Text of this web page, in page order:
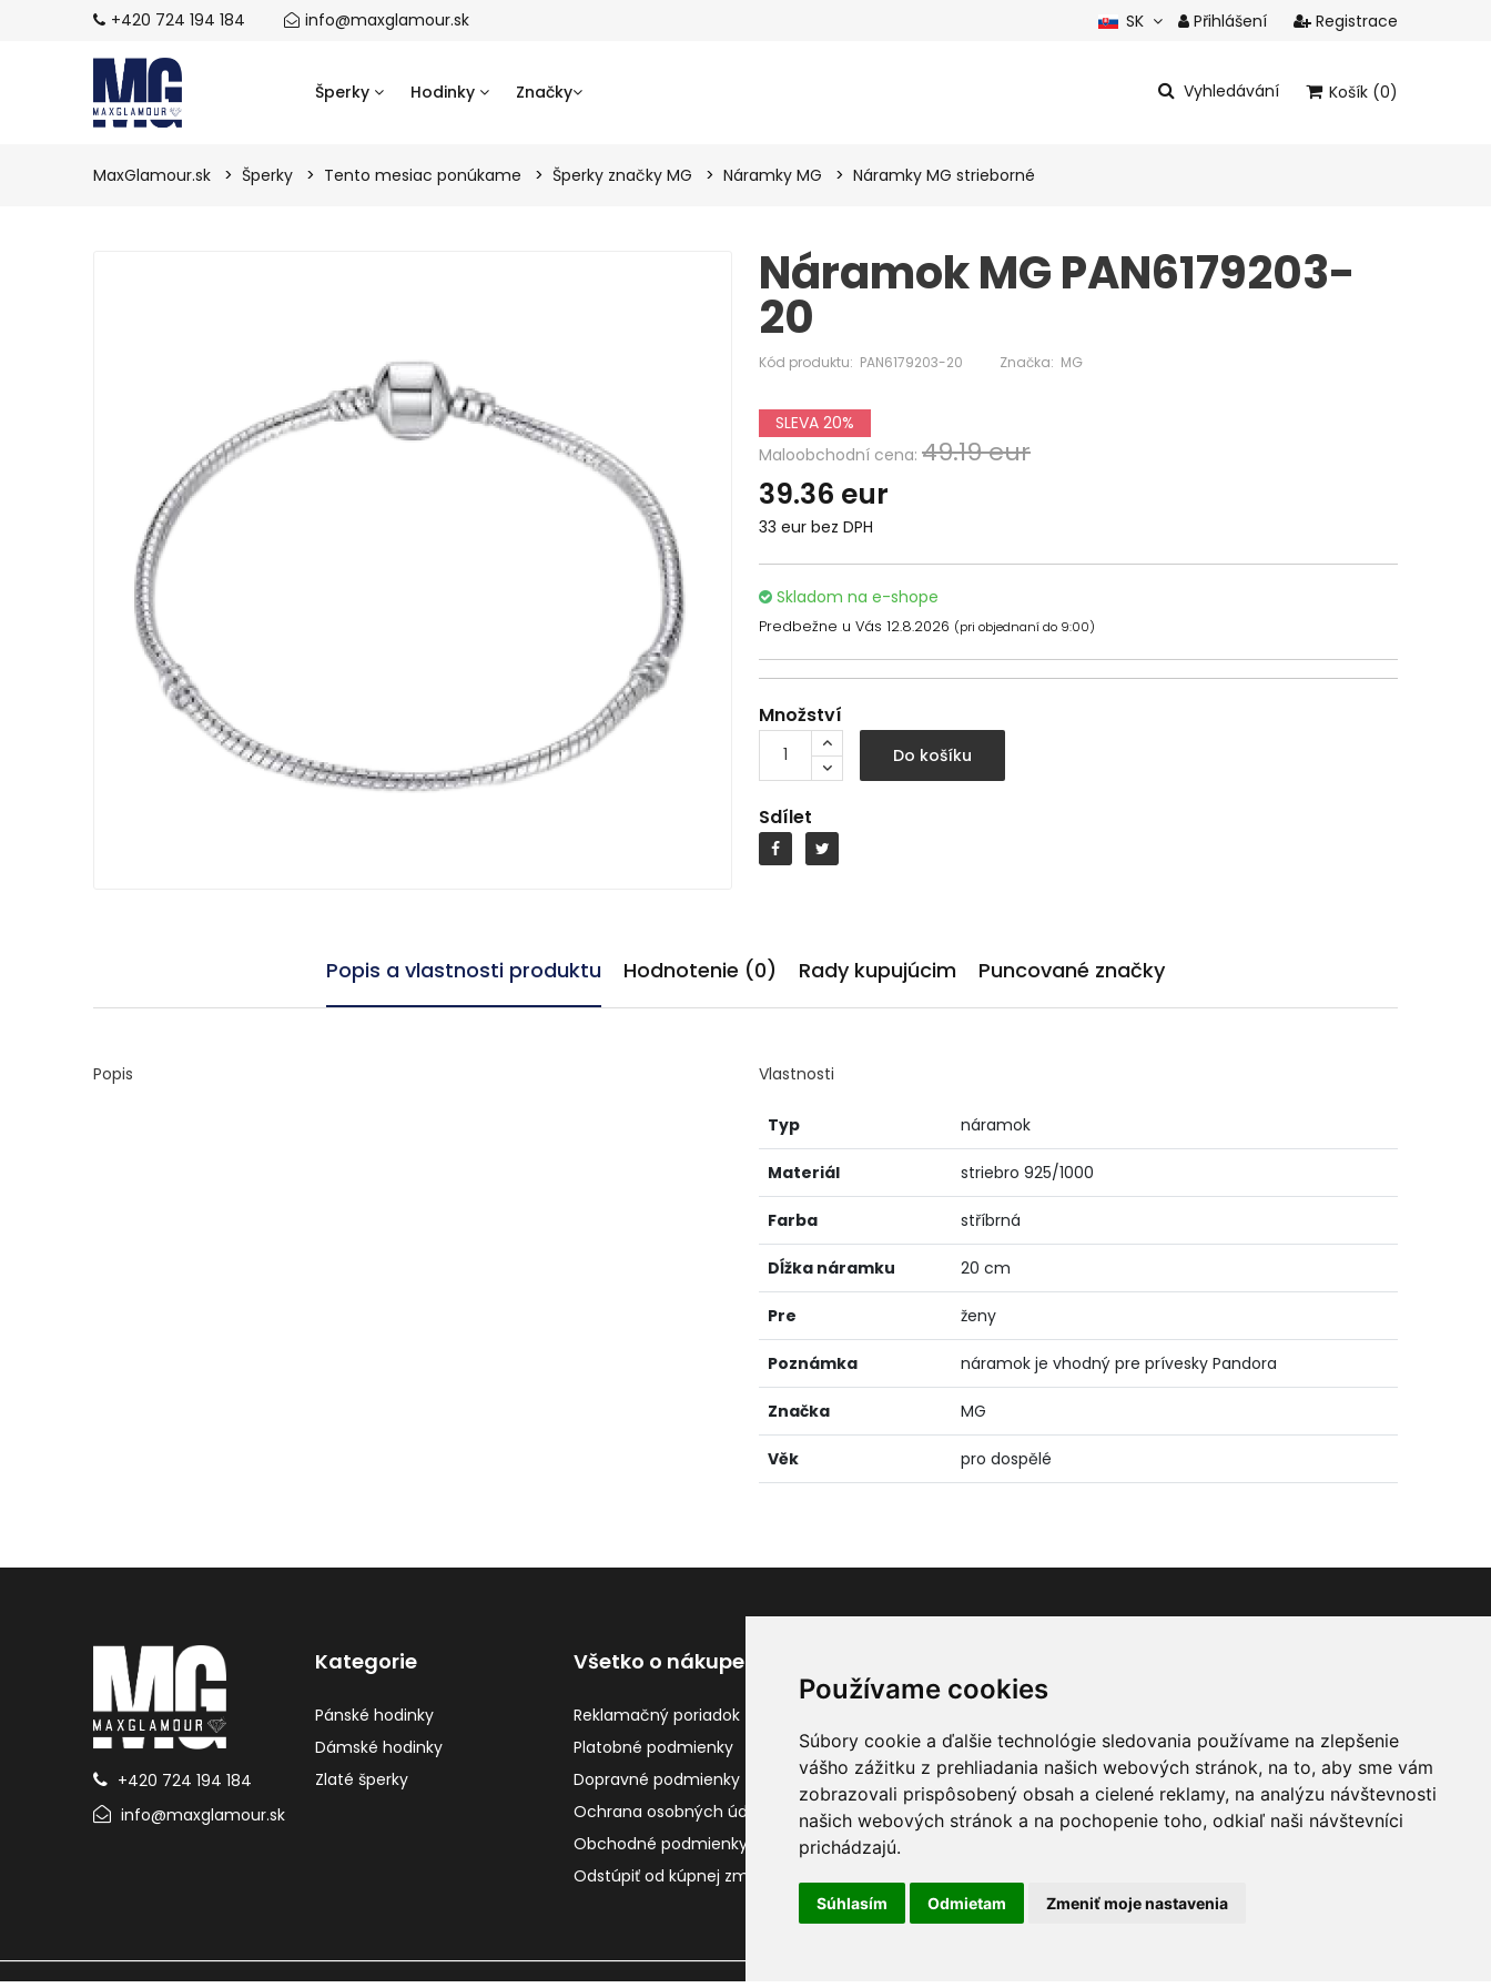
Používame cookies
Súbory cookie a ďalšie technológie sledovania používame na zlepšenie
vášho zážitku z prehliadania našich webových stránok, na to, aby sme vám
zobrazovali prispôsobený obsah a cielené reklamy, na analýzu návštevnosti
našich webových stránok a na pochopenie toho, odkiaľ naši návštevníci
prichádzajú.
Súhlasím Odmietam Zmeniť moje nastavenia
+420 724 194 184 info@maxglamour.sk SK Přihlášení Registrace
Šperky Hodinky Značky Vyhledávání Košík (0)
MaxGlamour.sk Šperky Tento mesiac ponúkame Šperky značky MG Náramky MG Náramky MG strieborné
Náramok MG PAN6179203-
20
Kód produktu: PAN6179203-20 Značka: MG
SLEVA 20%
Maloobchodní cena: 49.19 eur
39.36 eur
33 eur bez DPH
Skladom na e-shope
Predbežne u Vás 12.8.2026 (pri objednaní do 9:00)
Množství
Do košíku
Sdílet
Popis a vlastnosti produktu Hodnotenie (0) Rady kupujúcim Puncované značky
Popis Vlastnosti
Typ náramok
Materiál striebro 925/1000
Farba stříbrná
Dĺžka náramku 20 cm
Pre ženy
Poznámka náramok je vhodný pre prívesky Pandora
Značka MG
Věk pro dospělé
+420 724 194 184
info@maxglamour.sk
Kategorie
Pánské hodinky
Dámské hodinky
Zlaté šperky
Všetko o nákupe
Reklamačný poriadok
Platobné podmienky
Dopravné podmienky
Ochrana osobných údajov
Obchodné podmienky
Odstúpiť od kúpnej zmluvy
Vrátenie tovaru
Gravírovanie
O nás
Zadajte váš email a prihláste sa k
odberu noviniek